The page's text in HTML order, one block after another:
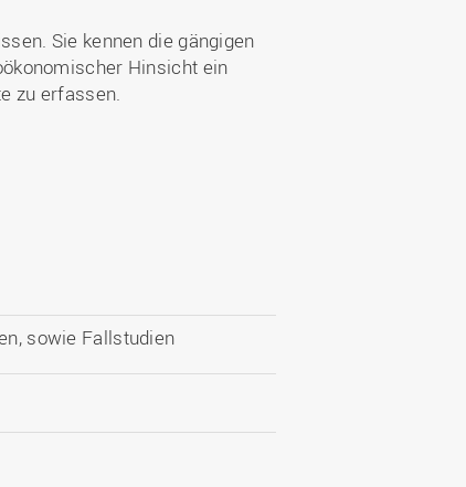
Sie kennen die gängigen
Hinsicht ein
zu erfassen.
sowie Fallstudien